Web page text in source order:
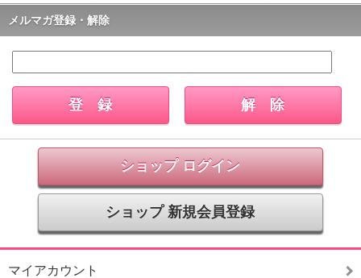
メルマガ登録・解除
ショップ ログイン
ショップ 新規会員登録
マイアカウント